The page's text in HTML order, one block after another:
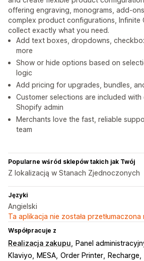
offering engraving, monograms, add-
complex product configurations, Infinite
collect exactly what you need.
Add text boxes, dropdowns,
more
Show or hide options based on
logic
Add pricing for upgrades, bundles,
Customer selections are included
Shopify admin
Merchants love the fast, reliable
team
Popularne wśród sklepów takich jak Twój
Z lokalizacją w Stanach Zjednoczonych
Języki
Angielski
Ta aplikacja nie została
Współpracuje z
Realizacja zakupu Panel
Klaviyo
MESA Order Printer Recharge